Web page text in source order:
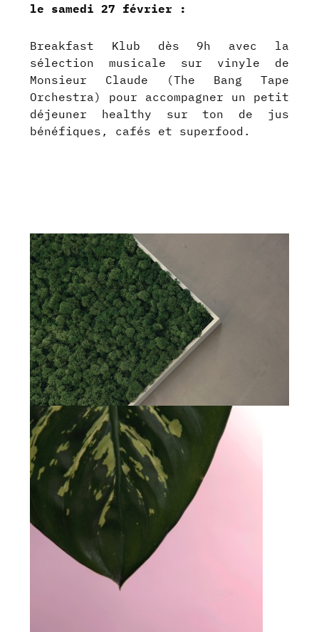
le samedi 27 février :
Breakfast Klub dès 9h avec la
sélection musicale sur vinyle de
Monsieur Claude (The Bang Tape
Orchestra) pour accompagner un petit
déjeuner healthy sur ton de jus
bénéfiques, cafés et superfood.